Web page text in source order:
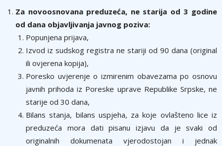
Za novoosnovana preduzeća, ne starija od 3 godine
od dana objavljivanja javnog poziva:
Popunjena prijava,
Izvod iz sudskog registra ne stariji od 90 dana (original
ili ovjerena kopija),
Poresko uvjerenje o izmirenim obavezama po osnovu
javnih prihoda iz Poreske uprave Republike Srpske, ne
starije od 30 dana,
Bilans stanja, bilans uspjeha, za koje ovlašteno lice iz
preduzeća mora dati pisanu izjavu da je svaki od
originalnih dokumenata vjerodostojan i jednak